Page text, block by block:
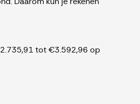
tot €3.592,96 op